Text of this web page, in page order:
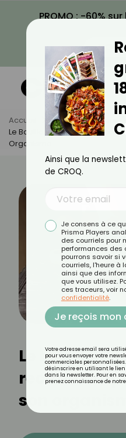
PROMO : -60%
VOIR
Accueil Actus
Minceur
Le Bouillon Détox : Une Recette
Organisme
Le bouillon
recette
son
Ainsi que la
de CROQ.
Je consens à ce
Prisma Players
des courriels pour
performances des
pourrons savoir si
courriels, l'heure à
ainsi que des
que vous utilisez.
ces traceurs, voir
confidentialité.
Je reçois mon
Votre adresse email sera
pour vous envoyer votre
commerciales
désinscrire en utilisant le
dans la newsletter. Pour en
prenez connaissance de notre